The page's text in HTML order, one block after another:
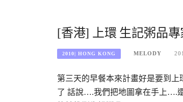
[香港] 上環 生記粥品
2010| HONG KONG MELODY
第三天的早餐本來計畫好是要到
了 話說….我們把地圖拿在手上….